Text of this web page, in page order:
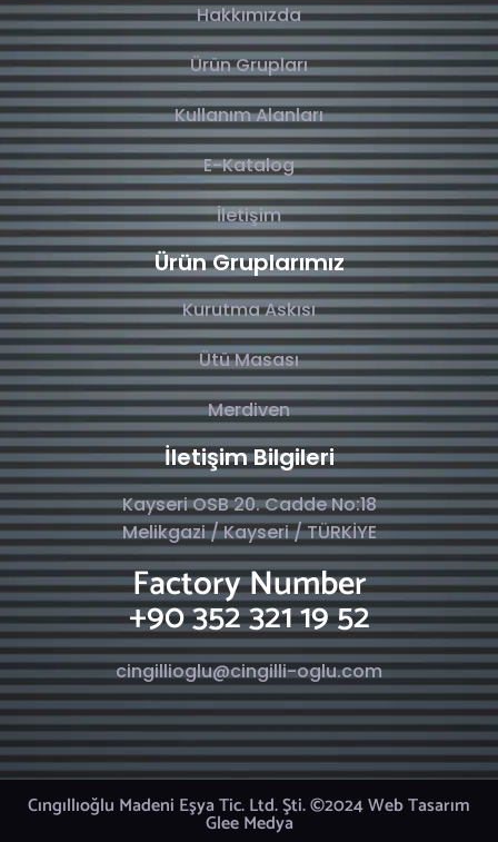
Hakkımızda
Ürün Grupları
Kullanım Alanları
E-Katalog
İletişim
Ürün Gruplarımız
Kurutma Askısı
Ütü Masası
Merdiven
İletişim Bilgileri
Kayseri OSB 20. Cadde No:18
Melikgazi / Kayseri / TÜRKİYE
Factory Number
+90 352 321 19 52
cingillioglu@cingilli-oglu.com
Cıngıllıoğlu Madeni Eşya Tic. Ltd. Şti. ©2024 Web Tasarım
Glee Medya